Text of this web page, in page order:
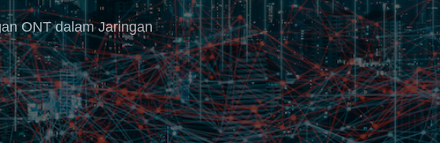
ONT dalam Jaringan